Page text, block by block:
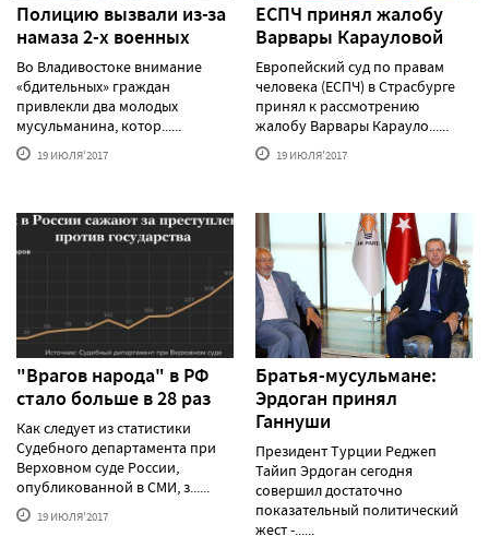
Полицию вызвали из-за
намаза 2-х военных
Во Владивостоке внимание
«бдительных» граждан
привлекли два молодых
мусульманина, котор......
19 ИЮЛЯ'2017
ЕСПЧ принял жалобу
Варвары Карауловой
Европейский суд по правам
человека (ЕСПЧ) в Страсбурге
принял к рассмотрению
жалобу Варвары Карауло......
19 ИЮЛЯ'2017
"Врагов народа" в РФ
стало больше в 28 раз
Как следует из статистики
Судебного департамента при
Верховном суде России,
опубликованной в СМИ, з......
19 ИЮЛЯ'2017
Братья-мусульмане:
Эрдоган принял
Ганнуши
Президент Турции Реджеп
Тайип Эрдоган сегодня
совершил достаточно
показательный политический
жест -......